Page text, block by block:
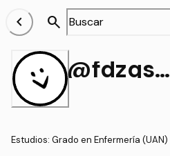
chevron_left search
@fdzqsdi
Estudios: Grado en Enfermería (UAN)